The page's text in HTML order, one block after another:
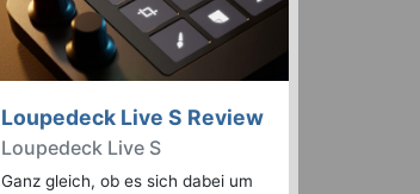
Loupedeck Live S Review
Loupedeck Live S
Ganz gleich, ob es sich dabei um